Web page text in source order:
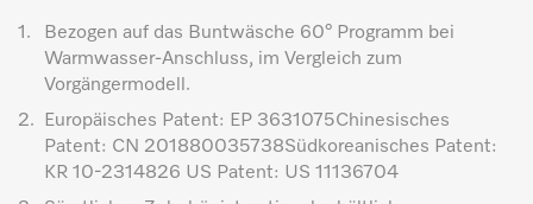
1.
Bezogen auf das Buntwäsche 60° Programm bei
Warmwasser-Anschluss, im Vergleich zum
Vorgängermodell.
2.
Europäisches Patent: EP 3631075Chinesisches
Patent: CN 201880035738Südkoreanisches Patent:
KR 10-2314826 US Patent: US 11136704